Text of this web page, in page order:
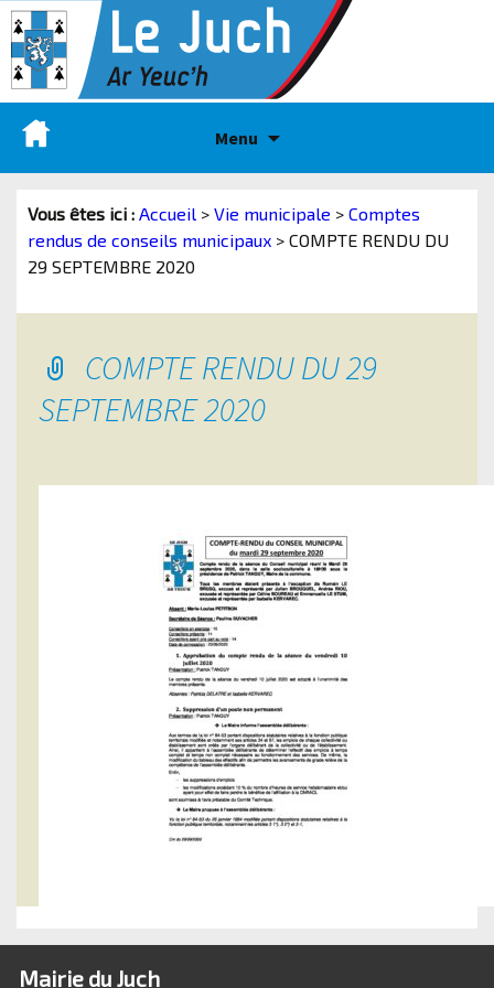
Menu
Vous êtes ici : Accueil > Vie municipale > Comptes
rendus de conseils municipaux > COMPTE RENDU DU
29 SEPTEMBRE 2020
COMPTE RENDU DU 29
SEPTEMBRE 2020
Mairie du Juch